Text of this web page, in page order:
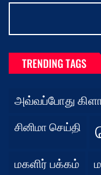
TRENDING TAGS
அவ்வப்போது
சினிமா செய்தி
மகளிர் பக்கம்